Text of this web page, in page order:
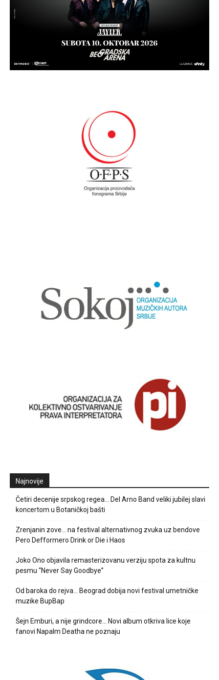
Najnovije
Četiri decenije srpskog regea… Del Arno Band veliki jubilej slavi
koncertom u Botaničkoj bašti
Zrenjanin zove… na festival alternativnog zvuka uz bendove
Pero Defformero Drink or Die i Haos
Joko Ono objavila remasterizovanu verziju spota za kultnu
pesmu “Never Say Goodbye”
Od baroka do rejva… Beograd dobija novi festival umetničke
muzike BupBap
Šejn Emburi, a nije grindcore… Novi album otkriva lice koje
fanovi Napalm Deatha ne poznaju